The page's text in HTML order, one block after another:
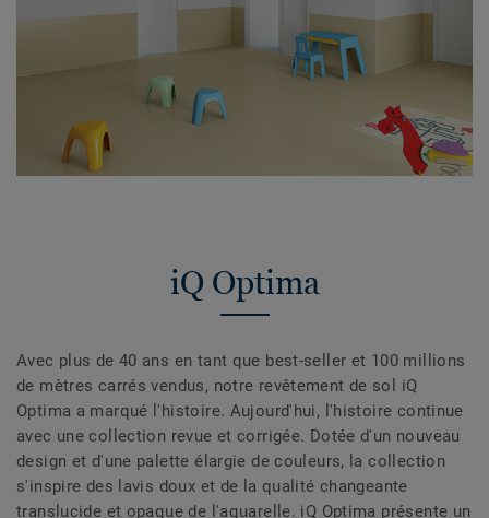
iQ Optima
Avec plus de 40 ans en tant que best-seller et 100 millions
de mètres carrés vendus, notre revêtement de sol iQ
Optima a marqué l'histoire. Aujourd'hui, l'histoire continue
avec une collection revue et corrigée. Dotée d'un nouveau
design et d'une palette élargie de couleurs, la collection
s'inspire des lavis doux et de la qualité changeante
translucide et opaque de l'aquarelle. iQ Optima présente un